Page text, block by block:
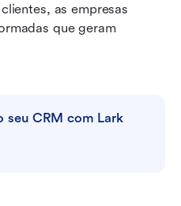
as empresas
que geram
seu CRM com Lark